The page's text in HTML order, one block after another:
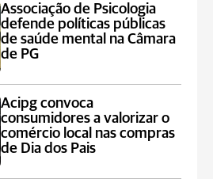
Associação de Psicologia
defende políticas públicas
de saúde mental na Câmara
de PG
Acipg convoca
consumidores a valorizar o
comércio local nas compras
de Dia dos Pais